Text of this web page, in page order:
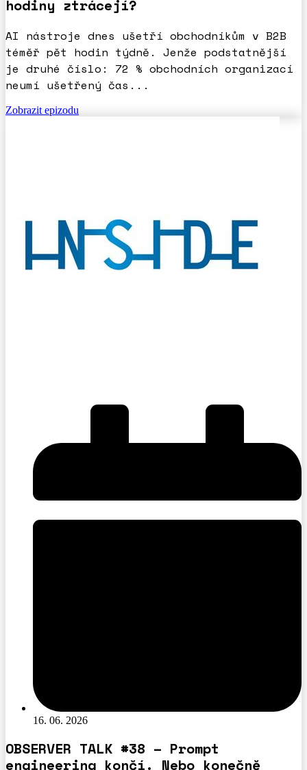
hodiny ztrácejí?
AI nástroje dnes ušetří obchodníkům v B2B
téměř pět hodin týdně. Jenže podstatnější
je druhé číslo: 72 % obchodních organizací
neumí ušetřený čas...
Zobrazit epizodu
16. 06. 2026
OBSERVER TALK #38 – Prompt
engineering končí. Nebo konečně